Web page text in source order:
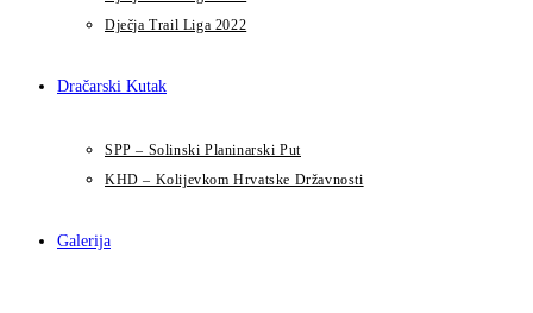
Dječja Trail Liga 2022
Dračarski Kutak
SPP – Solinski Planinarski Put
KHD – Kolijevkom Hrvatske Državnosti
Galerija